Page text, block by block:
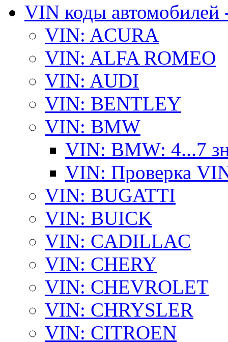
VIN коды автомобилей
VIN: ACURA
VIN: ALFA ROMEO
VIN: AUDI
VIN: BENTLEY
VIN: BMW
VIN: BMW: 4...7
VIN: Проверка
VIN: BUGATTI
VIN: BUICK
VIN: CADILLAC
VIN: CHERY
VIN: CHEVROLET
VIN: CHRYSLER
VIN: CITROEN